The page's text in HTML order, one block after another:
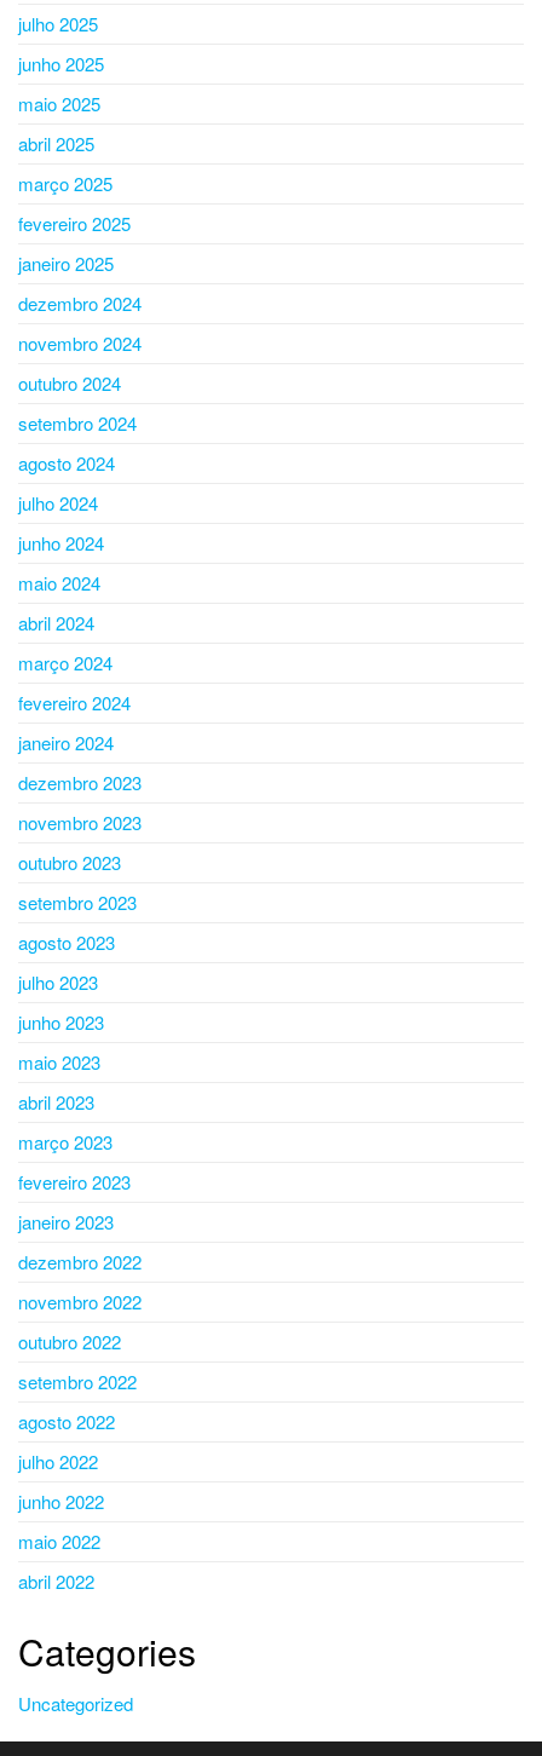
julho 2025
junho 2025
maio 2025
abril 2025
março 2025
fevereiro 2025
janeiro 2025
dezembro 2024
novembro 2024
outubro 2024
setembro 2024
agosto 2024
julho 2024
junho 2024
maio 2024
abril 2024
março 2024
fevereiro 2024
janeiro 2024
dezembro 2023
novembro 2023
outubro 2023
setembro 2023
agosto 2023
julho 2023
junho 2023
maio 2023
abril 2023
março 2023
fevereiro 2023
janeiro 2023
dezembro 2022
novembro 2022
outubro 2022
setembro 2022
agosto 2022
julho 2022
junho 2022
maio 2022
abril 2022
Categories
Uncategorized